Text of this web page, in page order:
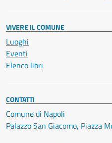
VIVERE IL COMUNE
Luoghi
Eventi
Elenco libri
CONTATTI
Comune di Napoli
Palazzo San Giacomo, Piazza